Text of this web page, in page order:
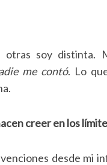
otras soy distinta.
me contó. Lo
creer en los
desde mi